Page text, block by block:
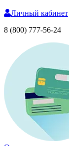
Личный кабинет
8 (800) 777-56-24